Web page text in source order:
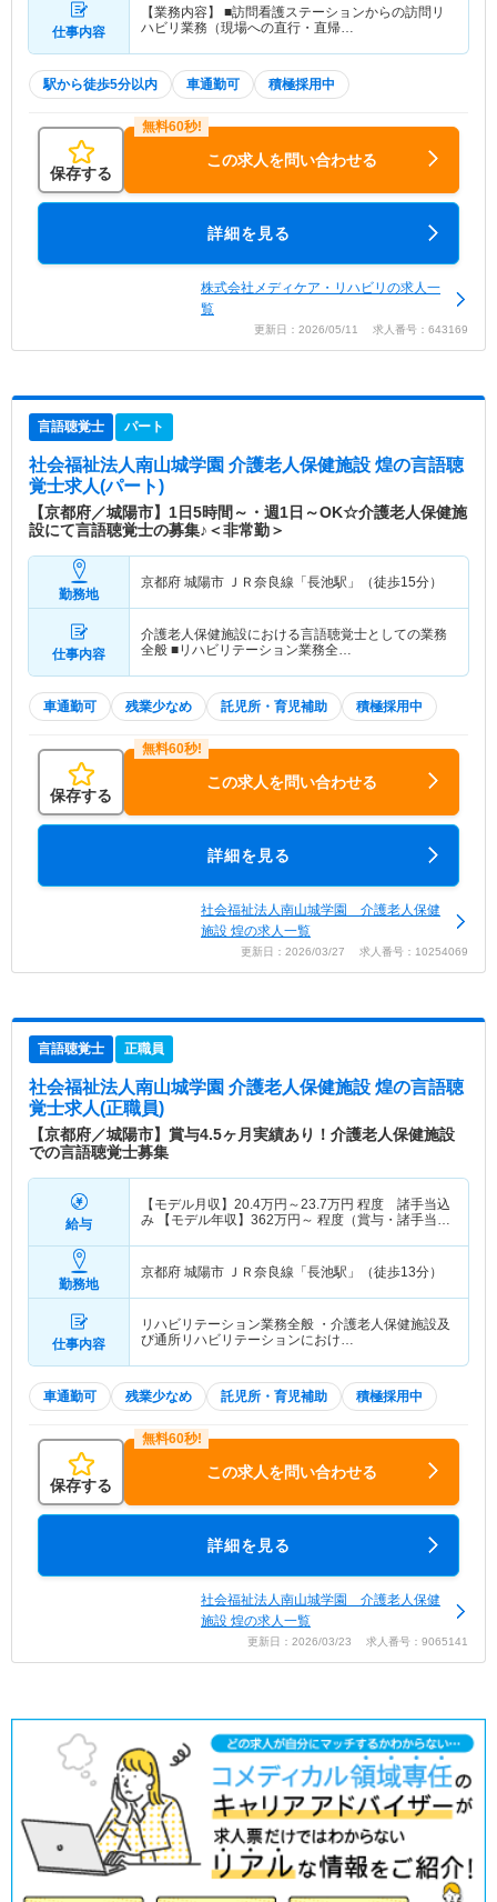
仕事内容
【業務内容】 ■訪問看護ステーションからの訪問リ
ハビリ業務（現場への直行・直帰…
駅から徒歩5分以内 車通勤可 積極採用中
保存する
この求人を問い合わせる
詳細を見る
株式会社メディケア・リハビリの求人一
覧
更新日：2026/05/11 求人番号：643169
言語聴覚士 パート
社会福祉法人南山城学園 介護老人保健施設 煌の言語聴
覚士求人(パート)
【京都府／城陽市】1日5時間～・週1日～OK☆介護老人保健施
設にて言語聴覚士の募集♪＜非常勤＞
勤務地
京都府 城陽市 ＪＲ奈良線「長池駅」（徒歩15分）
仕事内容
介護老人保健施設における言語聴覚士としての業務
全般 ■リハビリテーション業務全…
車通勤可 残業少なめ 託児所・育児補助 積極採用中
保存する
この求人を問い合わせる
詳細を見る
社会福祉法人南山城学園 介護老人保健
施設 煌の求人一覧
更新日：2026/03/27 求人番号：10254069
言語聴覚士 正職員
社会福祉法人南山城学園 介護老人保健施設 煌の言語聴
覚士求人(正職員)
【京都府／城陽市】賞与4.5ヶ月実績あり！介護老人保健施設
での言語聴覚士募集
給与
【モデル月収】 20.4万円～23.7万円 程度 諸手当込
み 【モデル年収】 362万円～ 程度（賞与・諸手当
勤務地
京都府 城陽市 ＪＲ奈良線「長池駅」（徒歩13分）
仕事内容
リハビリテーション業務全般 ・介護老人保健施設及
び通所リハビリテーションにおけ…
車通勤可 残業少なめ 託児所・育児補助 積極採用中
保存する
この求人を問い合わせる
詳細を見る
社会福祉法人南山城学園 介護老人保健
施設 煌の求人一覧
更新日：2026/03/23 求人番号：9065141